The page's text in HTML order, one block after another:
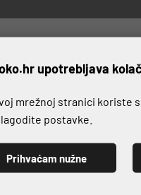
Prijavite
upotrebljava
mrežnoj stranici koriste
postavke.
Prihvaćam nužne